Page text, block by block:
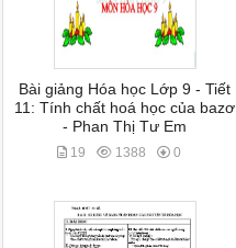
Bài giảng Hóa học Lớp 9 - Tiết
11: Tính chất hoá học của bazơ
- Phan Thị Tư Em
19 1388 0